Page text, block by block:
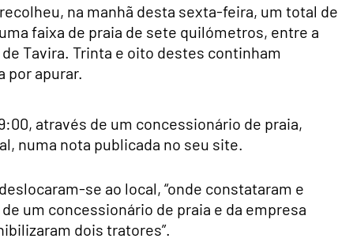
na manhã desta sexta-feira, um total de
faixa de praia de sete quilómetros, entre a
Tavira. Trinta e oito destes continham
por apurar.
através de um concessionário de praia,
numa nota publicada no seu site.
se ao local, “onde constataram e
um concessionário de praia e da empresa
dois tratores”.